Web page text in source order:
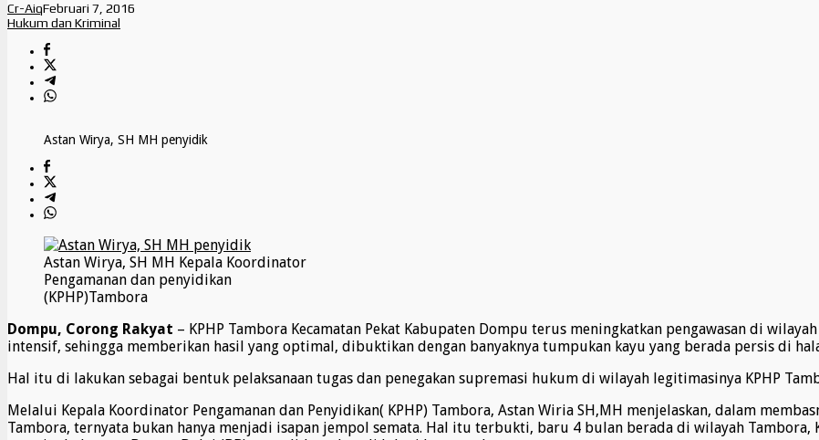
Cr-AiqFebruari 7, 2016
Hukum dan Kriminal
Astan Wirya, SH MH penyidik
Astan Wirya, SH MH Kepala Koordinator
Pengamanan dan penyidikan
(KPHP)Tambora
Dompu, Corong Rakyat – KPHP Tambora Kecamatan Pekat Kabupaten Dompu terus meningkatkan pengawasan di
intensif, sehingga memberikan hasil yang optimal, dibuktikan dengan banyaknya tumpukan kayu yang berada persis di
Hal itu di lakukan sebagai bentuk pelaksanaan tugas dan penegakan supremasi hukum di wilayah legitimasinya KPHP
Melalui Kepala Koordinator Pengamanan dan Penyidikan( KPHP) Tambora, Astan Wiria SH,MH menjelaskan, dalam
Tambora, ternyata bukan hanya menjadi isapan jempol semata. Hal itu terbukti, baru 4 bulan berada di wilayah Tambora,